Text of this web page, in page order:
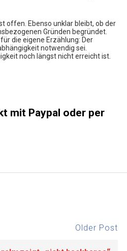
offen. Ebenso unklar bleibt, ob der
Gründen begründet.
die eigene Erzählung: Der
notwendig sei.
noch längst nicht erreicht ist.
mit Paypal oder per
Older Post